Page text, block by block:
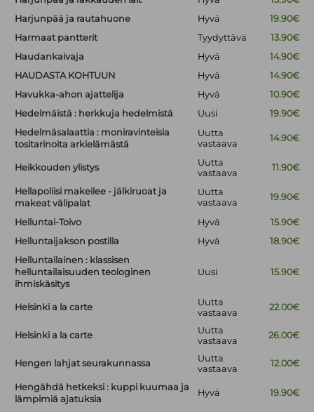
Harjunpää ja rautahuone
Hyvä
19.90€
Harmaat pantterit
Tyydyttävä
13.90€
Haudankaivaja
Hyvä
14.90€
HAUDASTA KOHTUUN
Hyvä
14.90€
Havukka-ahon ajattelija
Hyvä
10.90€
Hedelmäistä : herkkuja hedelmistä
Uusi
19.90€
Hedelmäsalaattia : moniravinteisia
tositarinoita arkielämästä
Uutta
vastaava
14.90€
Heikkouden ylistys
Uutta
vastaava
11.90€
Hellapoliisi makeilee - jälkiruoat ja
makeat välipalat
Uutta
vastaava
19.90€
Helluntai-Toivo Hyvä
15.90€
Helluntaijakson postilla
Hyvä
18.90€
Helluntailainen : klassisen
helluntailaisuuden teologinen
ihmiskäsitys
Uusi 15.90€
Helsinki a la carte
Uutta
vastaava
22.00€
Helsinki a la carte
Uutta
vastaava
26.00€
Hengen lahjat seurakunnassa
Uutta
vastaava
12.00€
Hengähdä hetkeksi : kuppi kuumaa ja
lämpimiä ajatuksia
Hyvä 19.90€